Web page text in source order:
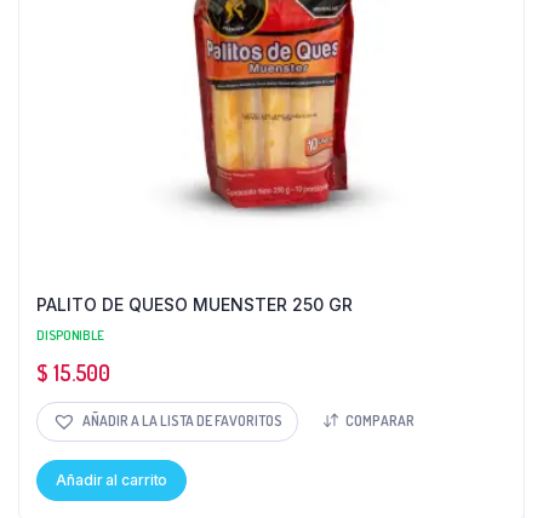
PALITO DE QUESO MUENSTER 250 GR
DISPONIBLE
$ 15.500
AÑADIR A LA LISTA DE FAVORITOS COMPARAR
Añadir al carrito